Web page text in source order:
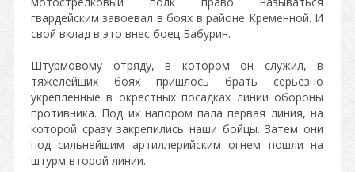
гвардейским завоевал в боях в районе Кременной. И
свой вклад в это внес боец Бабурин.
Штурмовому отряду, в котором он служил, в
тяжелейших боях пришлось брать серьезно
укрепленные в окрестных посадках линии обороны
противника. Под их напором пала первая линия, на
которой сразу закрепились наши бойцы. Затем они
под сильнейшим артиллерийским огнем пошли на
штурм второй линии.